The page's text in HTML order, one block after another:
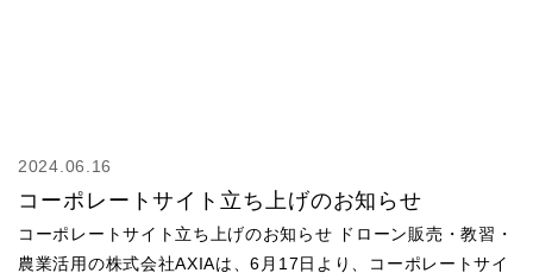
2024.06.16
コーポレートサイト立ち上げのお知らせ
コーポレートサイト立ち上げのお知らせ ドローン販売・教習・
農業活用の株式会社AXIAは、6月17日より、コーポレートサイ